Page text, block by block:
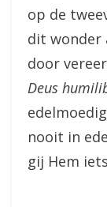
op de
dit wonder
door
Deus
nooit in
gij Hem